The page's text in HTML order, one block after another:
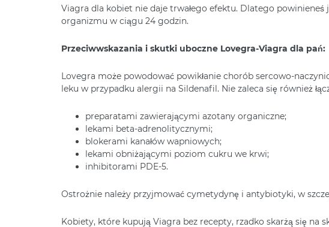
Viagra dla kobiet nie daje trwałego efektu. Dlatego
organizmu w ciągu 24 godzin.
Przeciwwskazania i skutki uboczne Lovegra-Viagra dla pań:
Lovegra może powodować powikłanie chorób sercowo-
leku w przypadku alergii na Sildenafil. Nie zaleca się również
preparatami zawierającymi azotany organiczne;
lekami beta-adrenolitycznymi;
blokerami kanałów wapniowych;
lekami obniżającymi poziom cukru we krwi;
inhibitorami PDE-5.
Ostrożnie należy przyjmować cymetydynę i antybiotyki, w
Kobiety, które kupują Viagra bez recepty, rzadko skarżą się na